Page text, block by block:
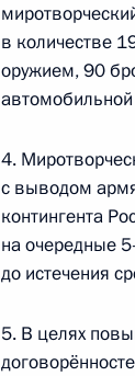
Телефонный
Пашиняном
24 апреля 2021
Встреча с
Телефонный
Пашиняном
в количестве
оружием, 90
4.
с выводом
контингента
на очередные
до истечения
5. В целях